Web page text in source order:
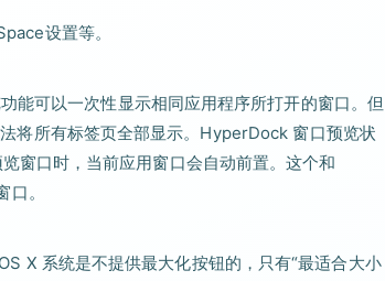
设置等。
可以一次性显示相同应用程序所打开的窗口。但
将所有标签页全部显示。HyperDock 窗口预览状
窗口时，当前应用窗口会自动前置。这个和
。
X 系统是不提供最大化按钮的，只有“最适合大小